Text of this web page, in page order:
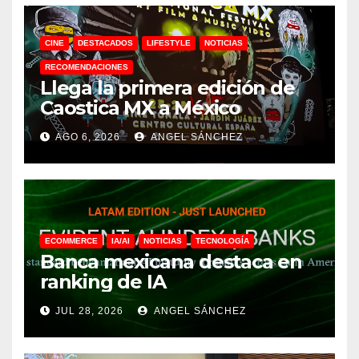
CINE DESTACADOS LIFESTYLE NOTICIAS
RECOMENDACIONES
Llega la primera edición de
Caostica MX a México
AGO 6, 2026 ANGEL SÁNCHEZ
ECOMMERCE IA/AI NOTICIAS TECNOLOGÍA
Banca mexicana destaca en
ranking de IA
JUL 28, 2026 ANGEL SÁNCHEZ